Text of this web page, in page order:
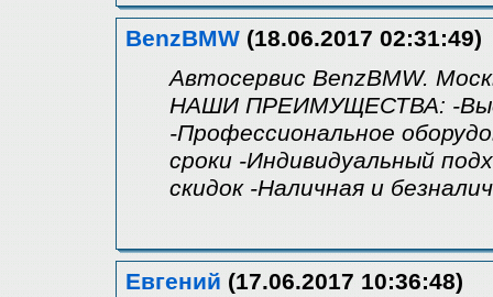
BenzBMW (18.06.2017 02:31:49)
Автосервис BenzBMW.
НАШИ ПРЕИМУЩЕСТВА: -
-Профессиональное
сроки -Индивидуальный
скидок -Наличная и
Евгений (17.06.2017 10:36:48)